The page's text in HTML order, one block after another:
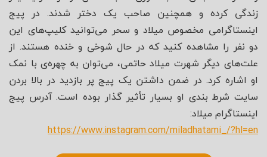
زندگی کرده و همچنین صاحب یک دختر شدند. در پیج
اینستاگرامی مخصوص میلاد و سحر می‌توانید کلیپ‌های این
دو نفر را مشاهده کنید که در حال شوخی و خنده هستند. از
علت‌های دیگر شهرت میلاد حاتمی، می‌توان به چهره‌ی با نمک
او اشاره کرد. در ضمن داشتن یک پیج پر بازدید در بالا بردن
سایت شرط بندی او بسیار تأثیر گذار بوده است. آدرس پیج
اینستاگرام میلاد:
https://www.instagram.com/miladhatami_/?hl=en